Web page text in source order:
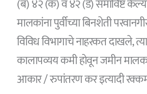
(ब) ४२ (क) व ४२ (ड) समाविष्ट
मालकांना पुर्वीच्या बिनशेती
विविध विभागाचे नाहरकत दाखले,
कालापव्यय कमी होवून जमीन
आकार / रुपांतरण कर इत्यादी